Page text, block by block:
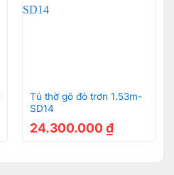
Tủ thờ gõ đỏ trơn 1.53m-
SD14
24.300.000 ₫